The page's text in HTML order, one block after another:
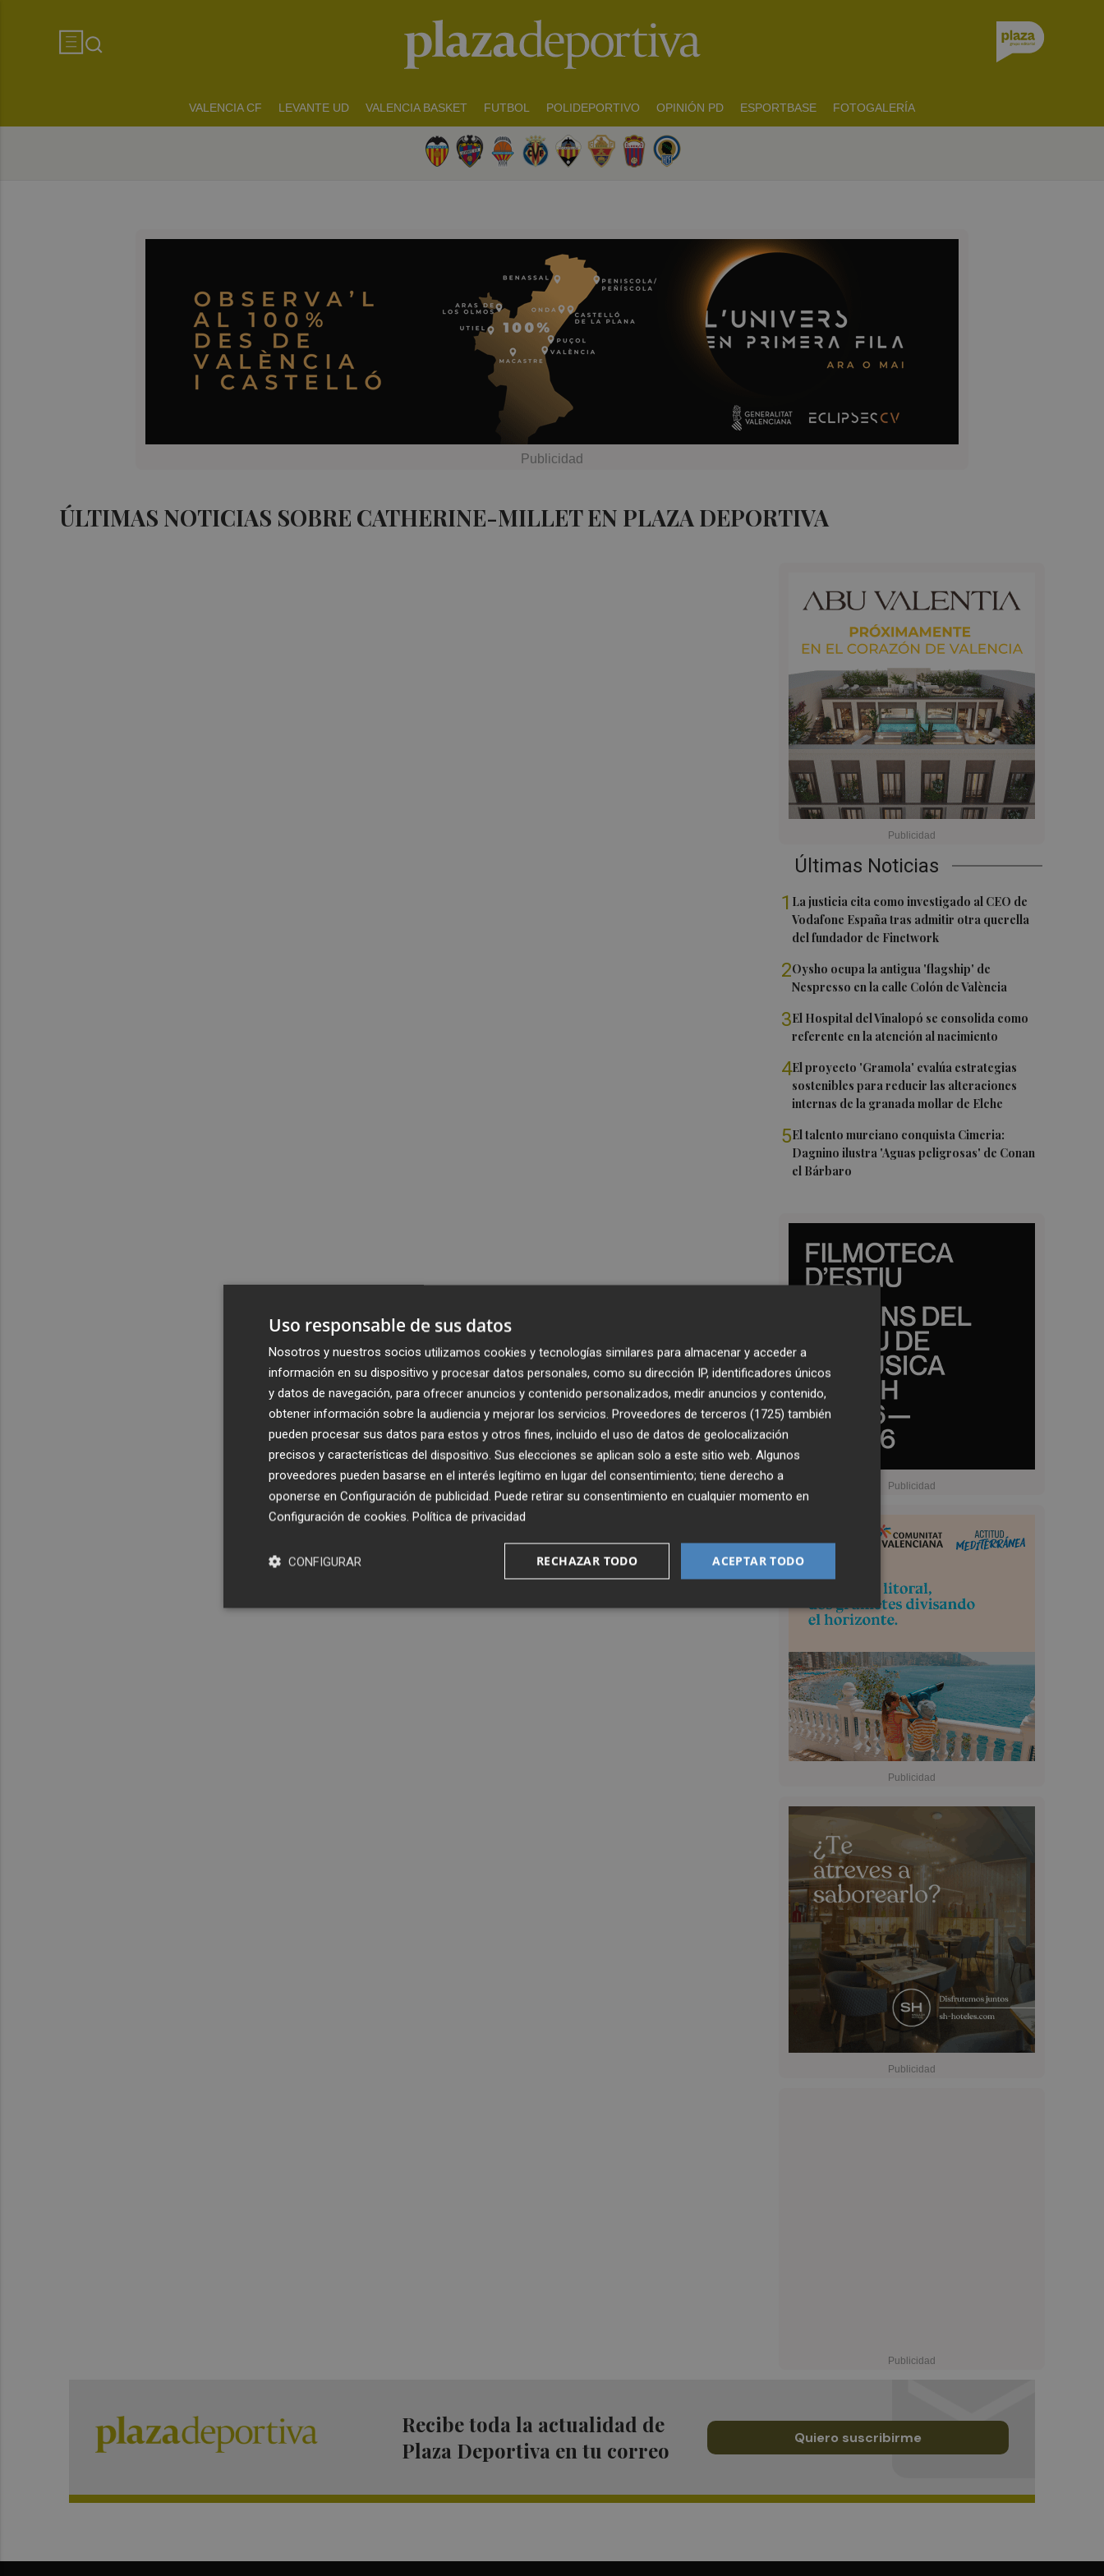
VALENCIA CF LEVANTE UD VALENCIA BASKET FUTBOL POLIDEPORTIVO OPINIÓN PD ESPORTBASE FOTOGALERÍA
ÚLTIMAS NOTICIAS SOBRE CATHERINE-MILLET EN PLAZA DEPORTIVA
Últimas Noticias
1 La justicia cita como investigado al CEO de
Vodafone España tras admitir otra querella
del fundador de Finetwork
2Oysho ocupa la antigua 'flagship' de
Nespresso en la calle Colón de València
3El Hospital del Vinalopó se consolida como
referente en la atención al nacimiento
4El proyecto 'Gramola' evalúa estrategias
sostenibles para reducir las alteraciones
internas de la granada mollar de Elche
5El talento murciano conquista Cimeria:
Dagnino ilustra 'Aguas peligrosas' de Conan
el Bárbaro
Recibe toda la actualidad de
Plaza Deportiva en tu correo
Quiero suscribirme
Uso responsable de sus datos
Nosotros y nuestros socios utilizamos cookies y tecnologías similares para almacenar y acceder a
información en su dispositivo y procesar datos personales, como su dirección IP, identificadores únicos
y datos de navegación, para ofrecer anuncios y contenido personalizados, medir anuncios y contenido,
obtener información sobre la audiencia y mejorar los servicios. Proveedores de terceros (1725) también
pueden procesar sus datos para estos y otros fines, incluido el uso de datos de geolocalización
precisos y características del dispositivo. Sus elecciones se aplican solo a este sitio web. Algunos
proveedores pueden basarse en el interés legítimo en lugar del consentimiento; tiene derecho a
oponerse en Configuración de publicidad. Puede retirar su consentimiento en cualquier momento en
Configuración de cookies. Política de privacidad
ACEPTAR TODO
RECHAZAR TODO
CONFIGURAR